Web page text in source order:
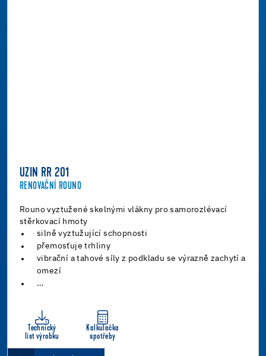
UZIN RR 201
RENOVAČNÍ ROUNO
Rouno vyztužené skelnými vlákny pro samorozlévací
stěrkovací hmoty
silně vyztužující schopnosti
přemosťuje trhliny
vibrační a tahové síly z podkladu se výrazně zachytí a
omezí
…
Technický
list výrobku
Kalkulačka
spotřeby